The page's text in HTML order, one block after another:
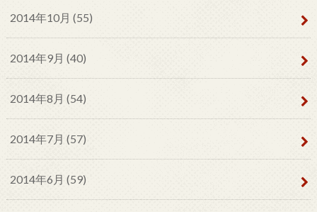
2014年10月 (55)
2014年9月 (40)
2014年8月 (54)
2014年7月 (57)
2014年6月 (59)